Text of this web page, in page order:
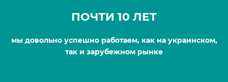
ПОЧТИ 10 ЛЕТ
мы довольно успешно работаем, как на украинском,
так и зарубежном рынке